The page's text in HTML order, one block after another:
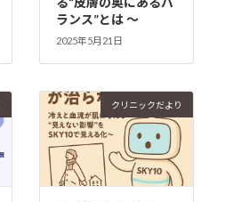
ランス”とは ～
2025年5月21日
クリニックだより